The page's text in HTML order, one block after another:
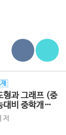
형과 그래프 (중
대비 중학개념
용)
저